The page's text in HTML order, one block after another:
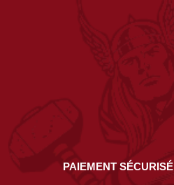
PAIEMENT SÉCURISÉ